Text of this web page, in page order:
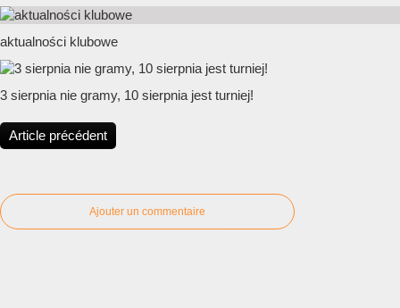
aktualności klubowe
3 sierpnia nie gramy, 10 sierpnia jest turniej!
Article précédent
Ajouter un commentaire